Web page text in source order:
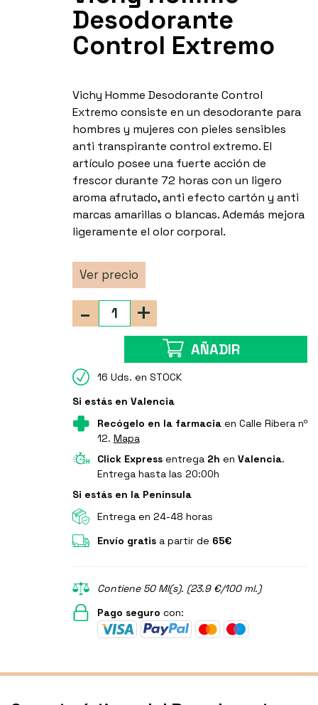
Desodorante
Control Extremo
Vichy Homme Desodorante Control
Extremo consiste en un desodorante para
hombres y mujeres con pieles sensibles
anti transpirante control extremo. El
artículo posee una fuerte acción de
frescor durante 72 horas con un ligero
aroma afrutado, anti efecto cartón y anti
marcas amarillas o blancas. Además mejora
ligeramente el olor corporal.
Ver precio
+
-
AÑADIR
16 Uds. en STOCK
Si estás en Valencia
Recógelo en la farmaciaen Calle Ribera nº
12. Mapa
Click Expressentrega 2h en Valencia.
Entrega hasta las 20:00h
Si estás en la Península
Entrega en 24-48 horas
Envío gratisa partir de 65€
Contiene 50 Ml(s). (23.9 €/100 ml.)
Pago seguro con: